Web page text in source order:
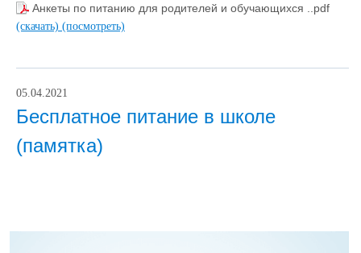
Анкеты по питанию для родителей и обучающихся ..pdf
(скачать) (посмотреть)
05.04.2021
Бесплатное питание в школе
(памятка)